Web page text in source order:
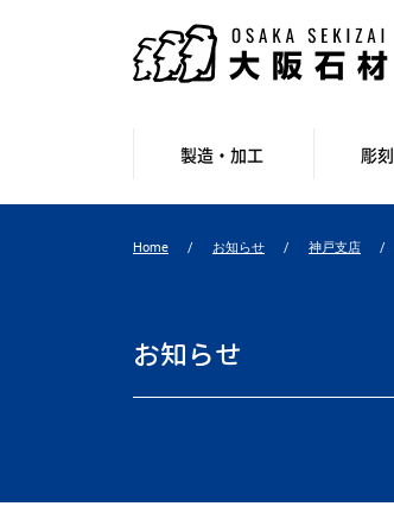
製造・加工 彫刻
Home お知らせ 神戸支店
お知らせ